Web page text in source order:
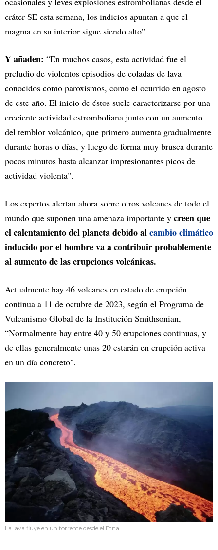
cráter SE esta semana, los indicios apuntan a que el
magma en su interior sigue siendo alto”.
Y añaden: “En muchos casos, esta actividad fue el
preludio de violentos episodios de coladas de lava
conocidos como paroxismos, como el ocurrido en agosto
de este año. El inicio de éstos suele caracterizarse por una
creciente actividad estromboliana junto con un aumento
del temblor volcánico, que primero aumenta gradualmente
durante horas o días, y luego de forma muy brusca durante
pocos minutos hasta alcanzar impresionantes picos de
actividad violenta".
Los expertos alertan ahora sobre otros volcanes de todo el
mundo que suponen una amenaza importante y creen que
el calentamiento del planeta debido alcambio climático
inducido por el hombre va a contribuir probablemente
al aumento de las erupciones volcánicas.
Actualmente hay 46 volcanes en estado de erupción
continua a 11 de octubre de 2023, según el Programa de
Vulcanismo Global de la Institución Smithsonian,
“Normalmente hay entre 40 y 50 erupciones continuas, y
de ellas generalmente unas 20 estarán en erupción activa
en un día concreto".
La lava fluye en un torrente desde el Etna.